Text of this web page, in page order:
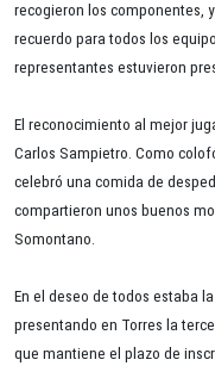
recogieron los componentes,
recuerdo para todos los
representantes estuvieron
El reconocimiento al mejor
Carlos Sampietro. Como
celebró una comida de
compartieron unos buenos
Somontano.
En el deseo de todos estaba
presentando en Torres la
que mantiene el plazo de